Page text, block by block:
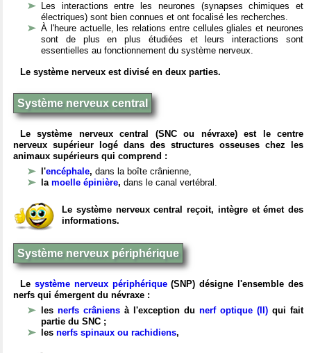
Les interactions entre les neurones (synapses chimiques et
électriques) sont bien connues et ont focalisé les recherches.
À l'heure actuelle, les relations entre cellules gliales et neurones
sont de plus en plus étudiées et leurs interactions sont
essentielles au fonctionnement du système nerveux.
Le système nerveux est divisé en deux parties.
Système nerveux central
Le système nerveux central (SNC ou névraxe) est le centre
nerveux supérieur logé dans des structures osseuses chez les
animaux supérieurs qui comprend :
l'encéphale, dans la boîte crânienne,
la moelle épinière, dans le canal vertébral.
Le système nerveux central reçoit, intègre et émet des
informations.
Système nerveux périphérique
Le système nerveux périphérique(SNP) désigne l'ensemble des
nerfs qui émergent du névraxe :
les nerfs crâniens à l'exception du nerf optique (II) qui fait
partie du SNC ;
les nerfs spinaux ou rachidiens,